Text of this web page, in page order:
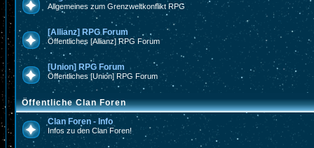
Allgemeines zum Grenzweltkonflikt RPG
[Allianz] RPG Forum
Öffentliches [Allianz] RPG Forum
[Union] RPG Forum
Öffentliches [Union] RPG Forum
Öffentliche Clan Foren
Clan Foren - Info
Infos zu den Clan Foren!